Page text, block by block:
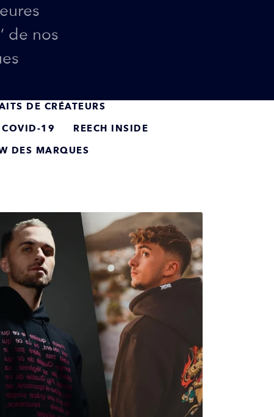
de nos
DE CRÉATEURS
COVID-19 REECH INSIDE
DES MARQUES